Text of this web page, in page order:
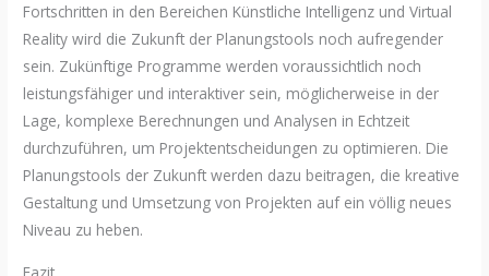
Fortschritten in den Bereichen Künstliche Intelligenz und Virtual
Reality wird die Zukunft der Planungstools noch aufregender
sein. Zukünftige Programme werden voraussichtlich noch
leistungsfähiger und interaktiver sein, möglicherweise in der
Lage, komplexe Berechnungen und Analysen in Echtzeit
durchzuführen, um Projektentscheidungen zu optimieren. Die
Planungstools der Zukunft werden dazu beitragen, die kreative
Gestaltung und Umsetzung von Projekten auf ein völlig neues
Niveau zu heben.